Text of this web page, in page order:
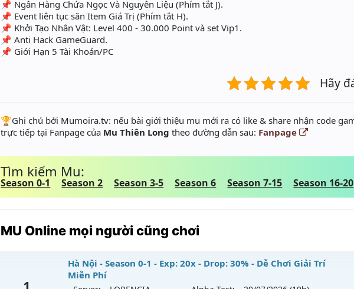
📌 Ngân Hàng Chứa Ngọc Và Nguyên Liệu (Phím tắt J).
📌 Event liên tục săn Item Giá Trị (Phím tắt H).
📌 Khởi Tạo Nhân Vật: Level 400 - 30.000 Point và set Vip1.
📌 Anti Hack GameGuard.
📌 Giới Hạn 5 Tài Khoản/PC
Hãy
️🏆Ghi chú bởi Mumoira.tv: nếu bài giới thiệu mu mới ra có like & share nhận code
trực tiếp tại Fanpage của Mu Thiên Long theo đường dẫn sau: Fanpage
Tìm kiếm Mu:
Season 0-1 Season 2 Season 3-5 Season 6 Season 7-15 Season 16-20
MU Online mọi người cũng chơi
1
Hà Nội - Season 0-1 - Exp: 20x - Drop: 30% - Dễ Chơi Giải Trí
Miễn Phí